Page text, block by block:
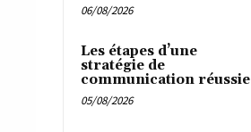
06/08/2026
Les étapes d’une
stratégie de
communication réussie
05/08/2026